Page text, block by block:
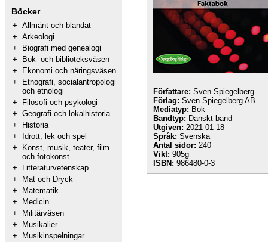
Böcker
+ Allmänt och blandat
+ Arkeologi
+
Biografi med genealogi
+
Bok- och biblioteksväsen
+
Ekonomi och näringsväsen
+
Etnografi, socialantropologi
och etnologi
+
Filosofi och psykologi
+ Geografi och lokalhistoria
+
Historia
+
Idrott, lek och spel
+
Konst, musik, teater, film
och fotokonst
+
Litteraturvetenskap
+
Mat och Dryck
+
Matematik
+
Medicin
+
Militärväsen
+
Musikalier
+
Musikinspelningar
Författare: Sven Spiegelberg
Förlag: Sven Spiegelberg AB
Mediatyp: Bok
Bandtyp: Danskt band
Utgiven: 2021-01-18
Språk: Svenska
Antal sidor: 240
Vikt: 905g
ISBN: 986480-0-3